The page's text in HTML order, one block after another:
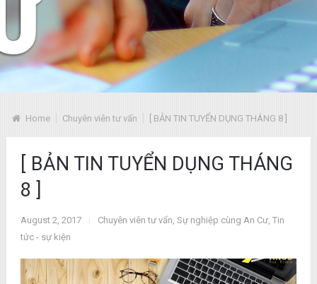
Home Chuyên viên tư vấn [ BẢN TIN TUYỂN DỤNG THÁNG 8 ]
[ BẢN TIN TUYỂN DỤNG THÁNG
8 ]
August 2, 2017 Chuyên viên tư vấn, Sự nghiệp cùng An Cư, Tin
tức - sự kiện